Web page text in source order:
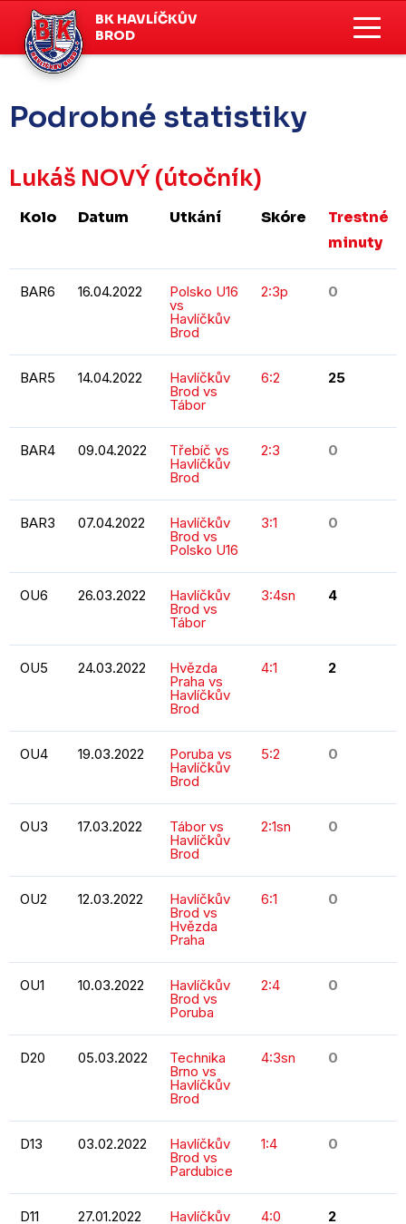
BK HAVLÍČKŮV
BROD
Podrobné statistiky
Lukáš NOVÝ(útočník)
Kolo Datum Utkání Skóre
Trestné
minuty
BAR6 16.04.2022 Polsko U16
vs
Havlíčkův
Brod
2:3p 0
BAR5 14.04.2022 Havlíčkův
Brod vs
Tábor
6:2 25
BAR4 09.04.2022 Třebíč vs
Havlíčkův
Brod
2:3 0
BAR3 07.04.2022 Havlíčkův
Brod vs
Polsko U16
3:1 0
OU6 26.03.2022 Havlíčkův
Brod vs
Tábor
3:4sn 4
OU5 24.03.2022 Hvězda
Praha vs
Havlíčkův
Brod
4:1 2
OU4 19.03.2022 Poruba vs
Havlíčkův
Brod
5:2 0
OU3 17.03.2022 Tábor vs
Havlíčkův
Brod
2:1sn 0
OU2 12.03.2022 Havlíčkův
Brod vs
Hvězda
Praha
6:1 0
OU1 10.03.2022 Havlíčkův
Brod vs
Poruba
2:4 0
D20 05.03.2022 Technika
Brno vs
Havlíčkův
Brod
4:3sn 0
D13 03.02.2022 Havlíčkův
Brod vs
Pardubice
1:4 0
D11 27.01.2022 Havlíčkův 4:0 2